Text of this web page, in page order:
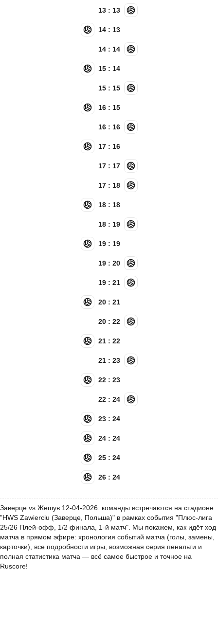
13 : 13
14 : 13
14 : 14
15 : 14
15 : 15
16 : 15
16 : 16
17 : 16
17 : 17
17 : 18
18 : 18
18 : 19
19 : 19
19 : 20
19 : 21
20 : 21
20 : 22
21 : 22
21 : 23
22 : 23
22 : 24
23 : 24
24 : 24
25 : 24
26 : 24
Заверце vs Жешув 12-04-2026: команды встречаются на стадионе
"HWS Zawierciu (Заверце, Польша)" в рамках события "Плюс-лига
25/26 Плей-офф, 1/2 финала, 1-й матч". Мы покажем, как идёт ход
матча в прямом эфире: хронология событий матча (голы, замены,
карточки), все подробности игры, возможная серия пенальти и
полная статистика матча — всё самое быстрое и точное на
Ruscore!